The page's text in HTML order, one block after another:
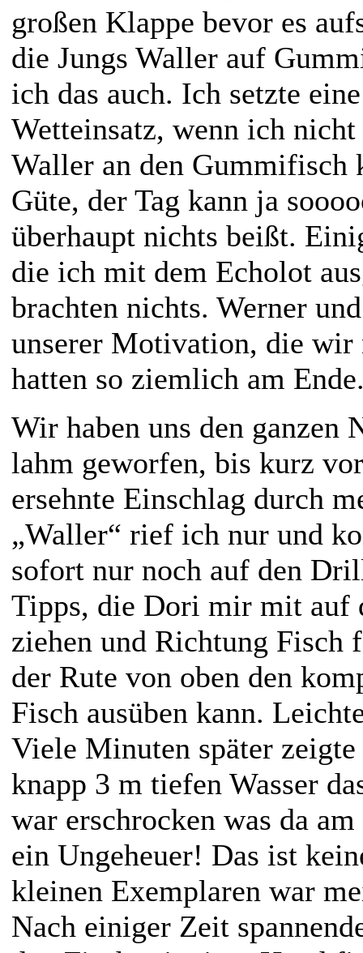
großen Klappe bevor es
die Jungs Waller auf
ich das auch. Ich setzte
Wetteinsatz, wenn ich
Waller an den Gummifisch
Güte, der Tag kann ja
überhaupt nichts beißt.
die ich mit dem Echolot
brachten nichts. Werner
unserer Motivation, die wir
hatten so ziemlich am
Wir haben uns den ganzen
lahm geworfen, bis kurz
ersehnte Einschlag durch
„Waller“ rief ich nur und
sofort nur noch auf den
Tipps, die Dori mir mit auf
ziehen und Richtung Fisch
der Rute von oben den
Fisch ausüben kann.
Viele Minuten später
knapp 3 m tiefen Wasser
war erschrocken was da
ein Ungeheuer! Das ist
kleinen Exemplaren war
Nach einiger Zeit